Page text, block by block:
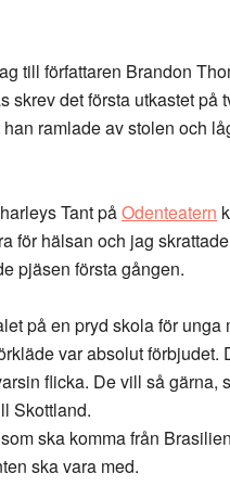
till författaren Brandon
skrev det första utkastet på
ramlade av stolen och
Tant påOdenteatern
för hälsan och jag
pjäsen första gången.
på en pryd skola för unga
var absolut förbjudet.
flicka. De vill så gärna,
Skottland.
ska komma från
ska vara med.